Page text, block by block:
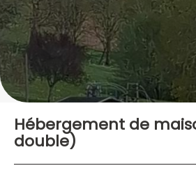
Hébergement de
double)